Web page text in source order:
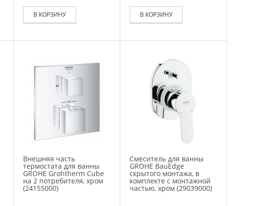
В КОРЗИНУ В КОРЗИНУ
Внешняя часть
термостата для ванны
GROHE Grohtherm Cube
на 2 потребителя, хром
(24155000)
Смеситель для ванны
GROHE BauEdge
скрытого монтажа, в
комплекте с монтажной
частью, хром (29039000)